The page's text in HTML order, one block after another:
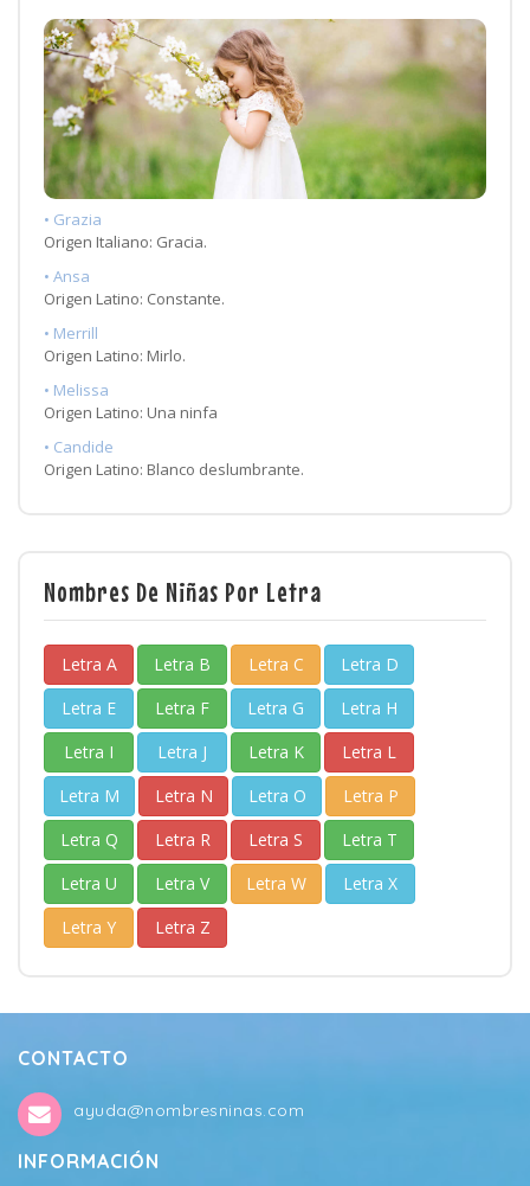
• Grazia
Origen Italiano: Gracia.
• Ansa
Origen Latino: Constante.
• Merrill
Origen Latino: Mirlo.
• Melissa
Origen Latino: Una ninfa
• Candide
Origen Latino: Blanco deslumbrante.
Nombres De Niñas Por Letra
Letra A Letra B Letra C
Letra D
Letra E
Letra F Letra G
Letra H
Letra I
Letra J Letra K
Letra L
Letra M
Letra N Letra O
Letra P
Letra Q
Letra R Letra S
Letra T
Letra U
Letra V Letra W
Letra X
Letra Y
Letra Z
CONTACTO
ayuda@nombresninas.com
INFORMACIÓN